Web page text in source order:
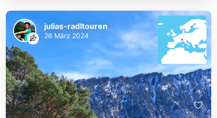
julias-radltouren
26 März 2024